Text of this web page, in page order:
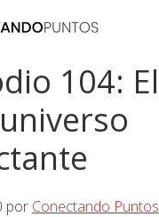
104: El
por Conectando Puntos